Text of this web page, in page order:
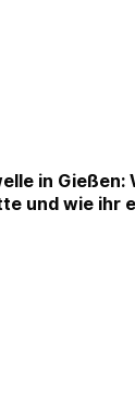
in Gießen:
und wie ihr